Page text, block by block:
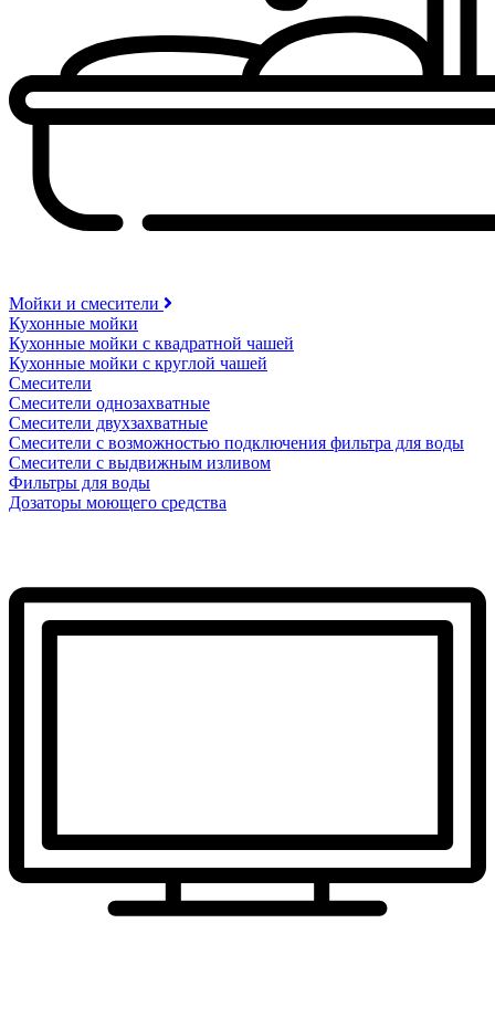
Мойки и смесители
Кухонные мойки
Кухонные мойки с квадратной чашей
Кухонные мойки с круглой чашей
Смесители
Смесители однозахватные
Смесители двухзахватные
Смесители с возможностью подключения фильтра для воды
Смесители с выдвижным изливом
Фильтры для воды
Дозаторы моющего средства